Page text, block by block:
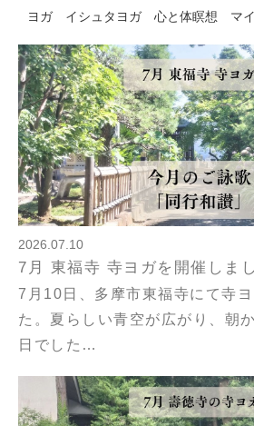
ヨガ イシュタヨガ 心と体瞑想 マイ
2026.07.10
7月 東福寺 寺ヨガを開催しまし
7月10日、多摩市東福寺にて寺
た。夏らしい青空が広がり、朝
日でした…